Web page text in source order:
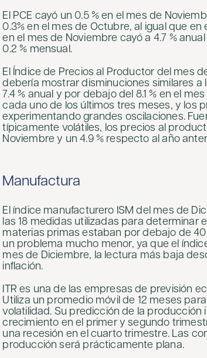
El PCE cayó un 0.5 % en el mes de
0.3% en el mes de Octubre, al igual que
en el mes de Noviembre cayó a 4.7 %
0.2 % mensual.
El Índice de Precios al Productor del mes
debería mostrar disminuciones similares a
7.4 % anual y por debajo del 8.1 % en el
cada uno de los últimos tres meses, y los
experimentando grandes oscilaciones.
típicamente volátiles, los precios al
Noviembre y un 4.9 % respecto al año
Manufactura
El índice manufacturero ISM del mes de
las 18 medidas utilizadas para determinar
materias primas estaban por debajo de
un problema mucho menor, ya que el
mes de Diciembre, la lectura más baja
inflación.
ITR es una de las empresas de previsión
Utiliza un promedio móvil de 12 meses
volatilidad. Su predicción de la producción
crecimiento en el primer y segundo
una recesión en el cuarto trimestre. Las
producción será prácticamente plana.